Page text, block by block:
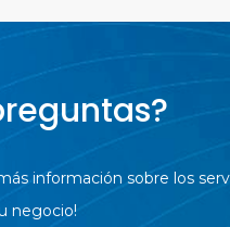
información sobre los
negocio!